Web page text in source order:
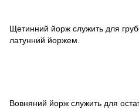
Щетинний йорж служить для
латунний йоржем.
Вовняний йорж служить для